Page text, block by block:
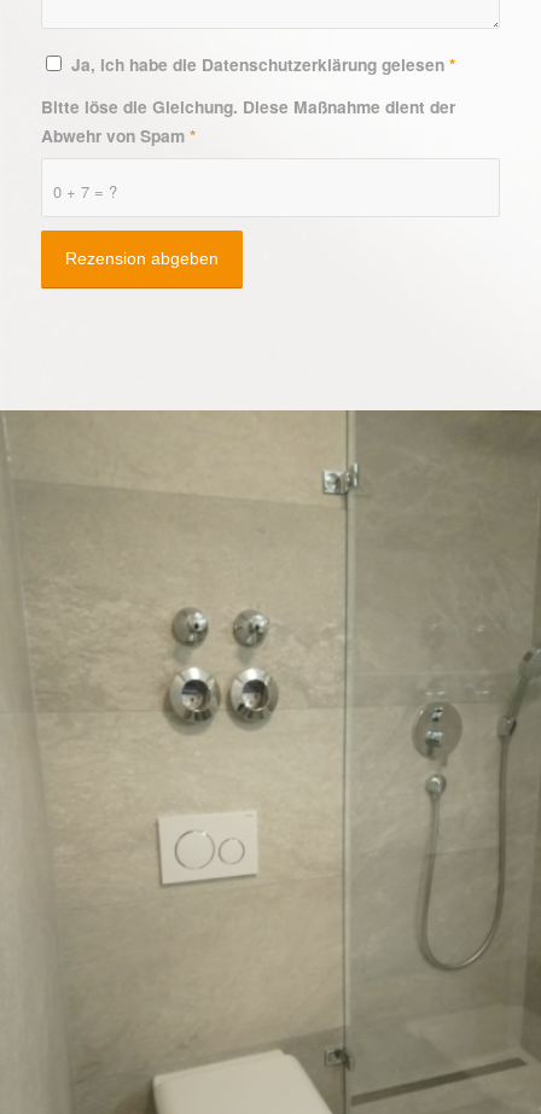
Ja, ich habe die Datenschutzerklärung gelesen *
0 + 7 = ?
Bitte löse die Gleichung. Diese Maßnahme dient der
Abwehr von Spam *